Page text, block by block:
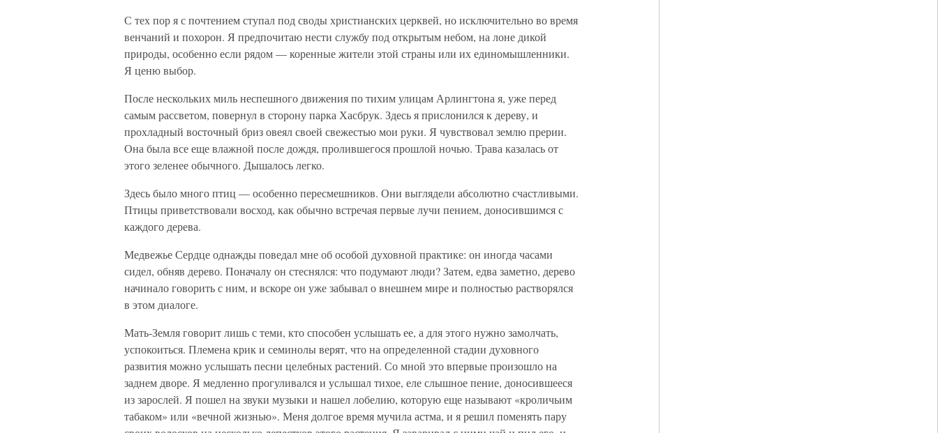
С тех пор я с почтением ступал под своды христианских церквей, но исключительно во время
венчаний и похорон. Я предпочитаю нести службу под открытым небом, на лоне дикой
природы, особенно если рядом — коренные жители этой страны или их единомышленники.
Я ценю выбор.
После нескольких миль неспешного движения по тихим улицам Арлингтона я, уже перед
самым рассветом, повернул в сторону парка Хасбрук. Здесь я прислонился к дереву, и
прохладный восточный бриз овеял своей свежестью мои руки. Я чувствовал землю прерии.
Она была все еще влажной после дождя, пролившегося прошлой ночью. Трава казалась от
этого зеленее обычного. Дышалось легко.
Здесь было много птиц — особенно пересмешников. Они выглядели абсолютно счастливыми.
Птицы приветствовали восход, как обычно встречая первые лучи пением, доносившимся с
каждого дерева.
Медвежье Сердце однажды поведал мне об особой духовной практике: он иногда часами
сидел, обняв дерево. Поначалу он стеснялся: что подумают люди? Затем, едва заметно, дерево
начинало говорить с ним, и вскоре он уже забывал о внешнем мире и полностью растворялся
в этом диалоге.
Мать-Земля говорит лишь с теми, кто способен услышать ее, а для этого нужно замолчать,
успокоиться. Племена крик и семинолы верят, что на определенной стадии духовного
развития можно услышать песни целебных растений. Со мной это впервые произошло на
заднем дворе. Я медленно прогуливался и услышал тихое, еле слышное пение, доносившееся
из зарослей. Я пошел на звуки музыки и нашел лобелию, которую еще называют «кроличьим
табаком» или «вечной жизнью». Меня долгое время мучила астма, и я решил поменять пару